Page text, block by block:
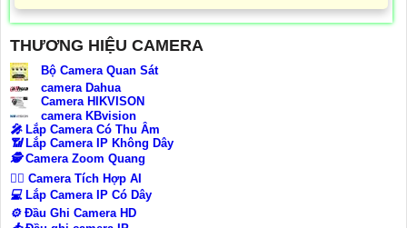
THƯƠNG HIỆU CAMERA
Bộ Camera Quan Sát
camera Dahua
Camera HIKVISON
camera KBvision
️🎤️ Lắp Camera Có Thu Âm
📶Lắp Camera IP Không Dây
🕵️Camera Zoom Quang
🧛‍♀️ Camera Tích Hợp AI
💻Lắp Camera IP Có Dây
⚙️Đầu Ghi Camera HD